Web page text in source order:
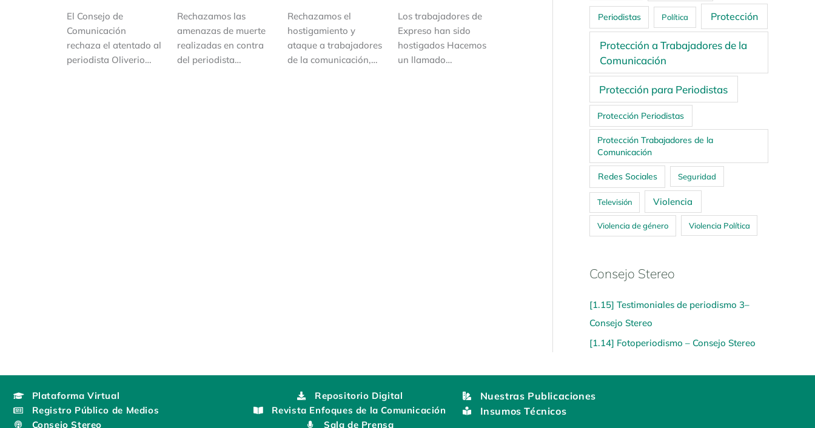
El Consejo de
Comunicación
rechaza el atentado al
periodista Oliverio…
Rechazamos las
amenazas de muerte
realizadas en contra
del periodista…
Rechazamos el
hostigamiento y
ataque a trabajadores
de la comunicación,…
Los trabajadores de
Expreso han sido
hostigados Hacemos
un llamado…
Periodistas Política Protección
Protección a Trabajadores de la
Comunicación
Protección para Periodistas
Protección Periodistas
Protección Trabajadores de la
Comunicación
Redes Sociales Seguridad
Televisión Violencia
Violencia de género Violencia Política
Consejo Stereo
[1.15] Testimoniales de periodismo 3–
Consejo Stereo
[1.14] Fotoperiodismo – Consejo Stereo
Plataforma Virtual
Registro Público de Medios
Consejo Stereo
Repositorio Digital
Revista Enfoques de la Comunicación
Sala de Prensa
Nuestras Publicaciones
Insumos Técnicos